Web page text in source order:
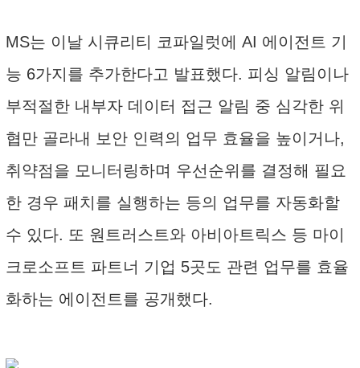
MS는 이날 시큐리티 코파일럿에 AI 에이전트 기
능 6가지를 추가한다고 발표했다. 피싱 알림이나
부적절한 내부자 데이터 접근 알림 중 심각한 위
협만 골라내 보안 인력의 업무 효율을 높이거나,
취약점을 모니터링하며 우선순위를 결정해 필요
한 경우 패치를 실행하는 등의 업무를 자동화할
수 있다. 또 원트러스트와 아비아트릭스 등 마이
크로소프트 파트너 기업 5곳도 관련 업무를 효율
화하는 에이전트를 공개했다.